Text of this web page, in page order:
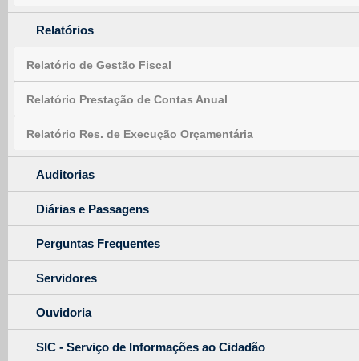
Relatórios
Relatório de Gestão Fiscal
Relatório Prestação de Contas Anual
Relatório Res. de Execução Orçamentária
Auditorias
Diárias e Passagens
Perguntas Frequentes
Servidores
Ouvidoria
SIC - Serviço de Informações ao Cidadão